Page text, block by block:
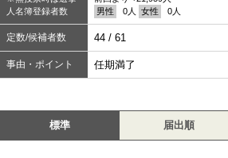
人名簿登録者数
男性
0人 女性 0人
定数/候補者数 44 / 61
事由・ポイント 任期満了
標準 届出順